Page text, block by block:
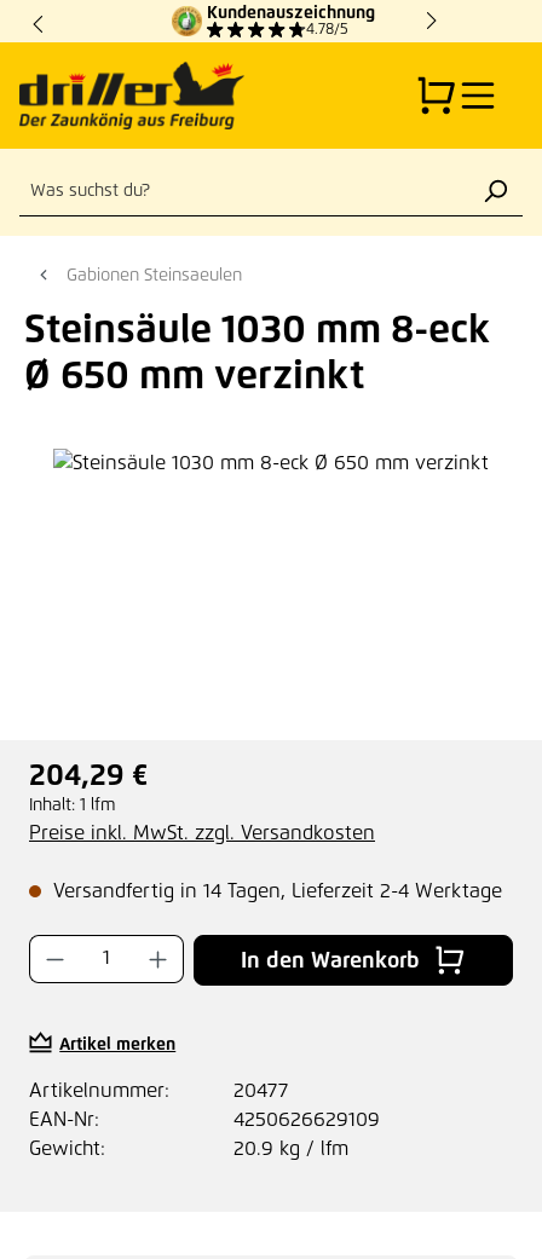
Zum Hauptinhalt springen
Kundenauszeichnung
4.78/5
Gabionen Steinsaeulen
Steinsäule 1030 mm 8-eck
Ø 650 mm verzinkt
Bildergalerie überspringen
Regulärer Preis:
204,29 €
Inhalt: 1 lfm
Preise inkl. MwSt. zzgl. Versandkosten
Versandfertig in 14 Tagen, Lieferzeit 2-4 Werktage
Produkt Anzahl: Gib den gewünschten
In den Warenkorb
Artikel merken
Artikelnummer:
20477
EAN-Nr:
4250626629109
Gewicht:
20.9 kg / lfm